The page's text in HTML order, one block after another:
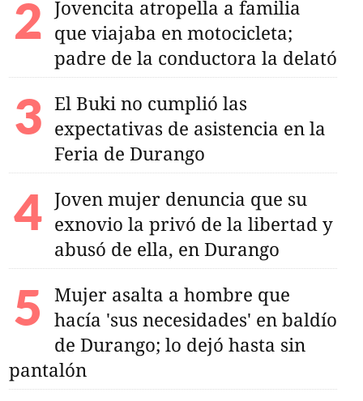
Jovencita atropella a familia
que viajaba en motocicleta;
padre de la conductora la delató
El Buki no cumplió las
expectativas de asistencia en la
Feria de Durango
Joven mujer denuncia que su
exnovio la privó de la libertad y
abusó de ella, en Durango
Mujer asalta a hombre que
hacía 'sus necesidades' en baldío
de Durango; lo dejó hasta sin
pantalón